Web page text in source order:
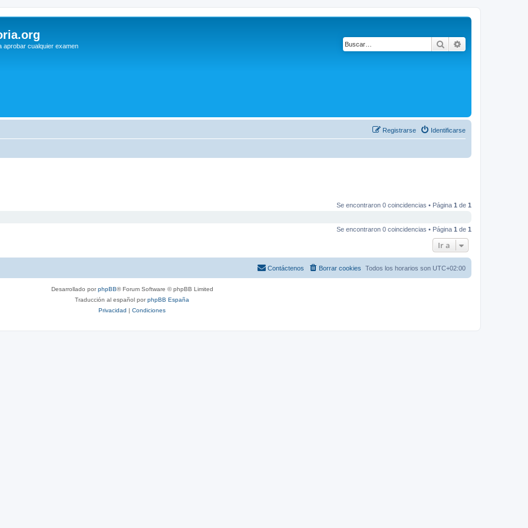
aprobar cualquier examen Buscar
Identificarse
Registrarse
Se encontraron 0 coincidencias • Página 1 de 1
Se encontraron 0 coincidencias • Página 1 de 1
Ir a
Todos los horarios son UTC+02:00
Borrar cookies
Contáctenos
Desarrollado porphpBB® Forum Software © phpBB Limited
Traducción al español porphpBB España
Privacidad | Condiciones